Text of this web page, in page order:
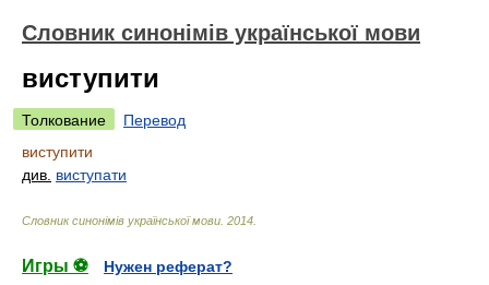
Словник синонімів української мови
виступити
Толкование
Перевод
виступити
див. виступати
Словник синонімів української мови 2014
Игры ⚽
Нужен реферат?